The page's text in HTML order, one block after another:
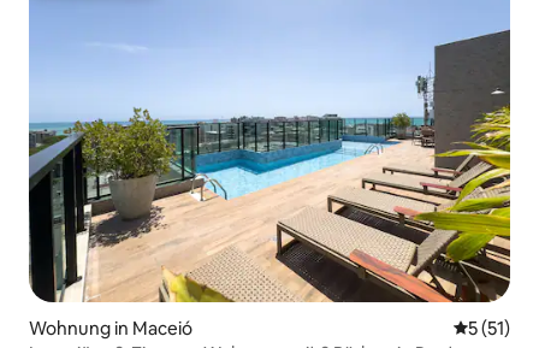
Wohnung in Maceió
5 (51)